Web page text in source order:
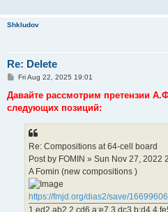
Shkludov
Re: Delete
P
s
Fri Aug 22, 2025 19:01
Давайте рассмотрим претензии
следующих позиций:
Re: Compositions at 64-cell board
Post by FOMIN » Sun Nov 27, 2022
A Fomin (new compositions )
https://fmjd.org/dias2/save/